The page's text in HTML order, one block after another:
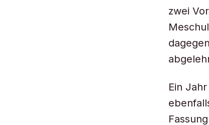
zwei
Ein